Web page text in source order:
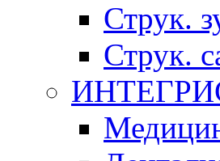
Струк.
Струк.